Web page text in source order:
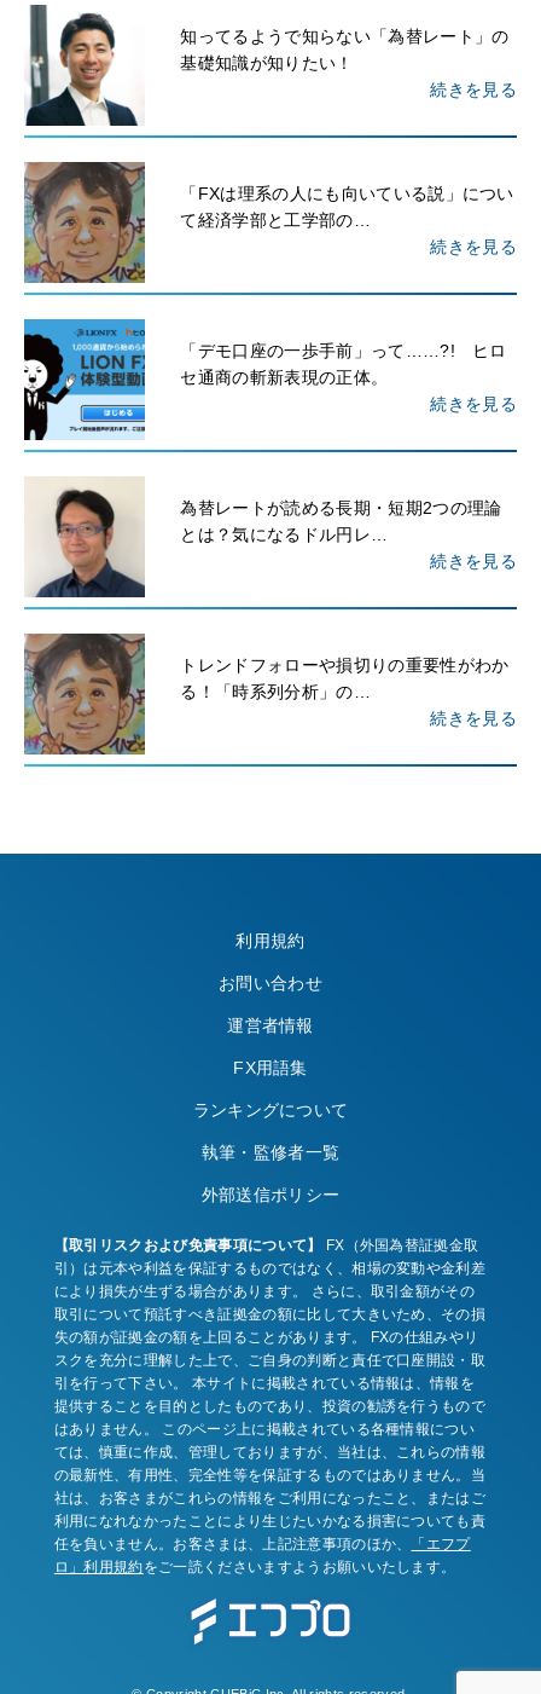
知ってるようで知らない「為替レート」の
基礎知識が知りたい！
続きを見る
「FXは理系の人にも向いている説」につい
て経済学部と工学部の…
続きを見る
「デモ口座の一歩手前」って……?! ヒロ
セ通商の斬新表現の正体。
続きを見る
為替レートが読める長期・短期2つの理論
とは？気になるドル円レ…
続きを見る
トレンドフォローや損切りの重要性がわか
る！「時系列分析」の…
続きを見る
利用規約
お問い合わせ
運営者情報
FX用語集
ランキングについて
執筆・監修者一覧
外部送信ポリシー
【取引リスクおよび免責事項について】
FX（外国為替証拠金取
引）は元本や利益を保証するものではなく、相場の変動や金利差
により損失が生ずる場合があります。 さらに、取引金額がその
取引について預託すべき証拠金の額に比して大きいため、その損
失の額が証拠金の額を上回ることがあります。 FXの仕組みやリ
スクを充分に理解した上で、ご自身の判断と責任で口座開設・取
引を行って下さい。 本サイトに掲載されている情報は、情報を
提供することを目的としたものであり、投資の勧誘を行うもので
はありません。 このページ上に掲載されている各種情報につい
ては、慎重に作成、管理しておりますが、当社は、これらの情報
の最新性、有用性、完全性等を保証するものではありません。当
社は、お客さまがこれらの情報をご利用になったこと、またはご
利用になれなかったことにより生じたいかなる損害についても責
任を負いません。お客さまは、上記注意事項のほか、
「エフプ
ロ」利用規約をご一読くださいますようお願いいたします。